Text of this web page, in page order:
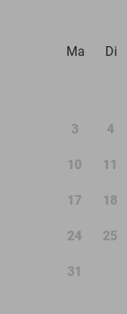
Ma
Di
3 4
10 11
17 18
24 25
31